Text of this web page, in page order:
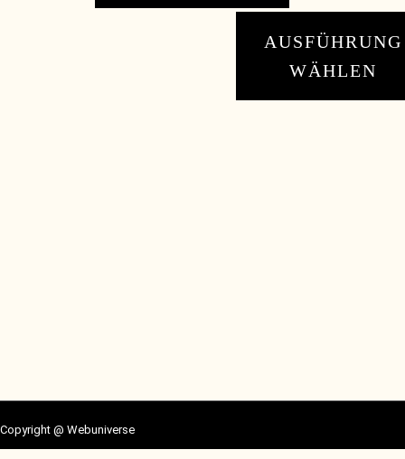
AUSFÜHRUNG
WÄHLEN
Copyright @ Webuniverse